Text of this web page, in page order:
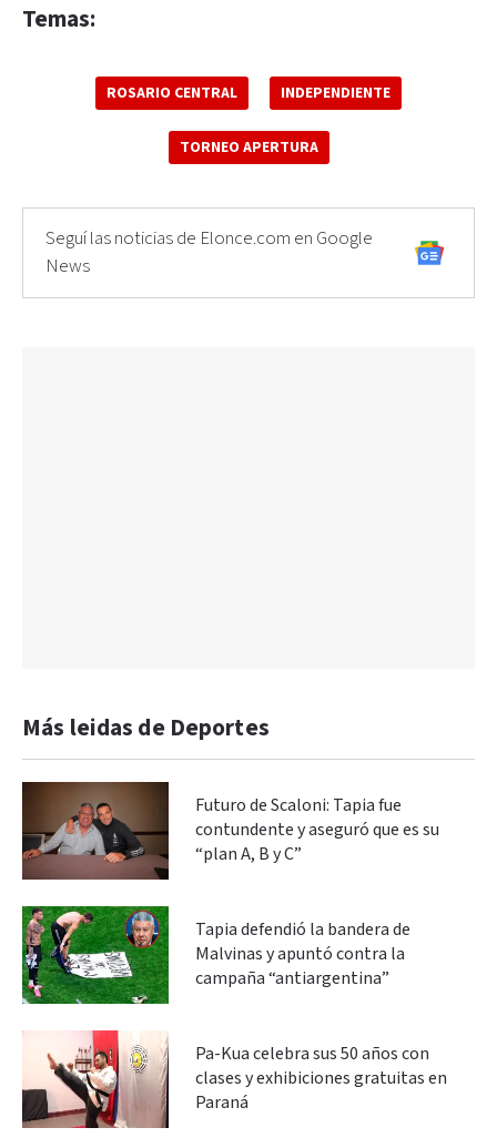
Temas:
ROSARIO CENTRAL INDEPENDIENTE
TORNEO APERTURA
Seguí las noticias de Elonce.com en Google
News
Más leidas de Deportes
Futuro de Scaloni: Tapia fue
contundente y aseguró que es su
“plan A, B y C”
Tapia defendió la bandera de
Malvinas y apuntó contra la
campaña “antiargentina”
Pa-Kua celebra sus 50 años con
clases y exhibiciones gratuitas en
Paraná